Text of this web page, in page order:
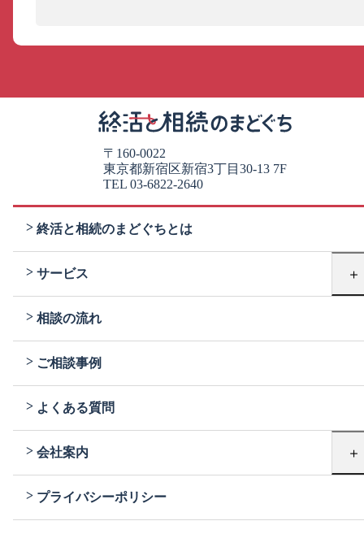
〒160-0022
東京都新宿区新宿3丁目30-13 7F
TEL 03-6822-2640
終活と相続のまどぐちとは
サービス ＋
相談の流れ
ご相談事例
よくある質問
会社案内 ＋
プライバシーポリシー